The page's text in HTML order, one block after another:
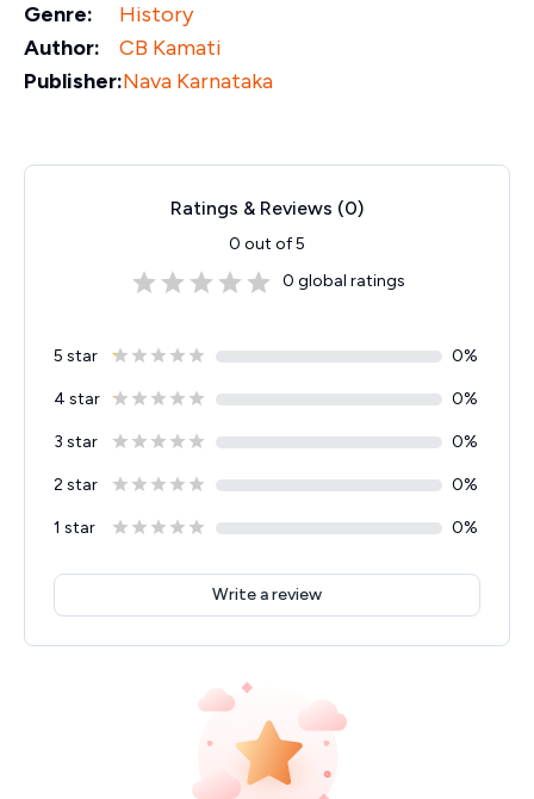
Genre:
History
Author:
CB Kamati
Publisher:Nava Karnataka
Ratings & Reviews (0)
0 out of 5
0 global ratings
5 star 0%
4 star 0%
3 star 0%
2 star 0%
1 star 0%
Write a review